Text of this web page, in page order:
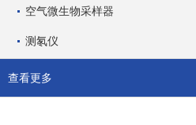
空气微生物采样器
测氡仪
查看更多